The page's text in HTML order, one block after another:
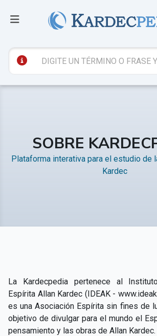
SOBRE
Plataforma interativa para el estudio de
Kardec
La Kardecpedia pertenece al
Espírita Allan Kardec (IDEAK -
es una Asociación Espírita sin fines de
objetivo de divulgar para el mundo el
pensamiento y las obras de Allan Kardec.